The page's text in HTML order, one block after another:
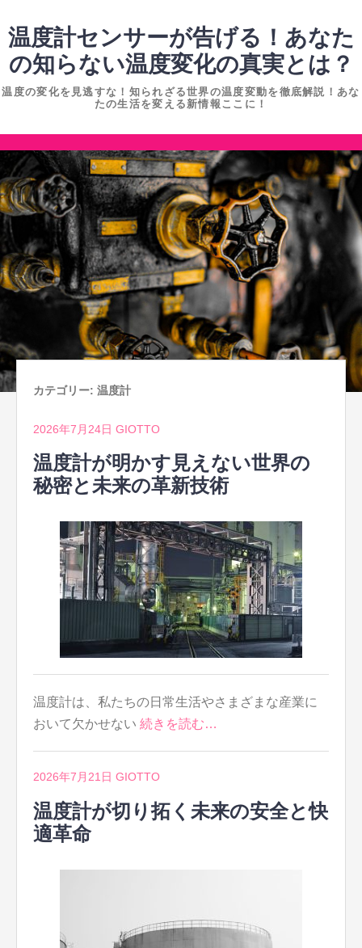
ン
ン
ツ
ッ
プ
温度計センサーが告げる！あなた
の知らない温度変化の真実とは？
温度の変化を見逃すな！知られざる世界の温度変動を徹底解説！あな
たの生活を変える新情報ここに！
コ
ン
テ
ン
ツ
へ
ス
プ
カテゴリー: 温度計
2026年7月24日 GIOTTO
温度計が明かす見えない世界の
秘密と未来の革新技術
温度計は、私たちの日常生活やさまざまな産業に
おいて欠かせない 続きを読む…
2026年7月21日 GIOTTO
温度計が切り拓く未来の安全と快
適革命